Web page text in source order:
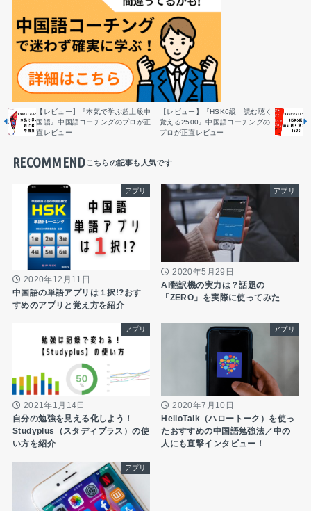
【レビュー】『本気で学ぶ超上級中
国語』中国語コーチングのプロが正
直レビュー
【レビュー】『HSK6級 読む聴く
覚える2500』中国語コーチングの
プロが正直レビュー
RECOMMEND
アプリ
2020年12月11日
中国語の単語アプリは１択!?おす
すめのアプリと覚え方を紹介
アプリ
2020年5月29日
AI翻訳機の実力は？話題の
「ZERO」を実際に使ってみた
アプリ
2021年1月14日
自分の勉強を見える化しよう！
Studyplus（スタディプラス）の使
い方を紹介
アプリ
2020年7月10日
HelloTalk（ハロートーク）を使っ
たおすすめの中国語勉強法／中の
人にも直撃インタビュー！
アプリ